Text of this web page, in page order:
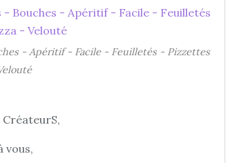
- Apéritif - Facile - Feuilletés - Pizzettes
CréateurS,
vous,